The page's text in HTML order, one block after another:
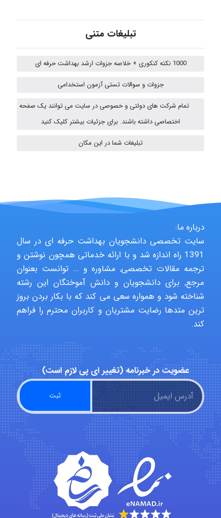
Fateme896
Alirez0990
Kati
emami
ehtesham
Chehri
roya_boostani
amir
Fateme896
تبلیغات متنی
1000 نکته کنکوری + خلاصه جزوات ارشد بهداشت حرفه ای
جزوات و سوالات تستی آزمون استخدامی
تمام شرکت های دولتی و خصوصی در سایت می توانند یک صفحه
اختصاصی داشته باشند. برای جزئیات بیشتر کلیک کنید
تبلیغات شما در این مکان
درباره ما:
سایت تخصصی دانشجویان بهداشت حرفه ای در سال
1391 راه اندازه شد و با ارائه خدماتی همچون نوشتن و
ترجمه مقالات تخصصی, مشاوره و … توانست بعنوان
مرجع, برای دانشجویان و دانش آموختگان این رشته
شناخته شود و همواره سعی می کند که با بکار بردن بروز
ترین متدها رضایت مشتریان و کاربران محترم را فراهم
کند.
عضویت در خبرنامه (تغییر ای پی لازم است)